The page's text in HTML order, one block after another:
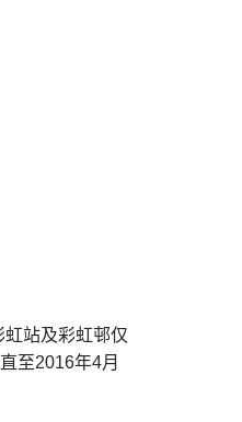
站及彩虹邨仅
至2016年4月